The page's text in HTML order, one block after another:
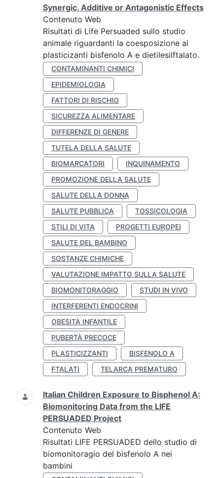
Synergic, Additive or Antagonistic Effects
Contenuto Web
Risultati di Life Persuaded sullo studio
animale riguardanti la coesposizione ai
plasticizanti bisfenolo A e dietilesilftalato.
CONTAMINANTI CHIMICI
EPIDEMIOLOGIA
FATTORI DI RISCHIO
SICUREZZA ALIMENTARE
DIFFERENZE DI GENERE
TUTELA DELLA SALUTE
BIOMARCATORI
INQUINAMENTO
PROMOZIONE DELLA SALUTE
SALUTE DELLA DONNA
SALUTE PUBBLICA
TOSSICOLOGIA
STILI DI VITA
PROGETTI EUROPEI
SALUTE DEL BAMBINO
SOSTANZE CHIMICHE
VALUTAZIONE IMPATTO SULLA SALUTE
BIOMONITORAGGIO
STUDI IN VIVO
INTERFERENTI ENDOCRINI
OBESITÀ INFANTILE
PUBERTÀ PRECOCE
PLASTICIZZANTI
BISFENOLO A
FTALATI
TELARCA PREMATURO
Italian Children Exposure to Bisphenol A:
Biomonitoring Data from the LIFE
PERSUADED Project
Contenuto Web
Risultati LIFE PERSUADED dello studio di
biomonitoragio del bisfenolo A nei
bambini